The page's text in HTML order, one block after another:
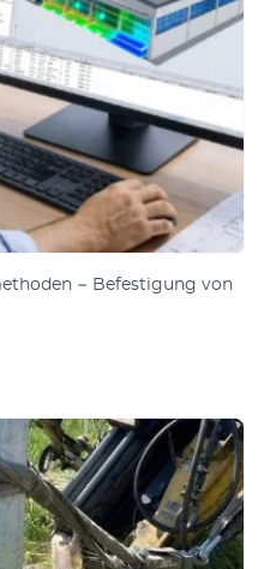
− Befestigung von